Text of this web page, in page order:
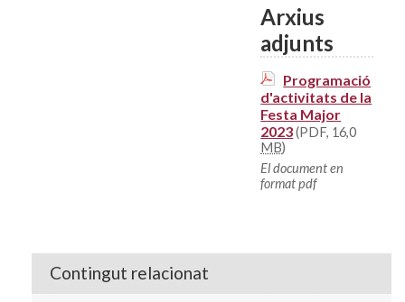
Arxius
adjunts
Programació
d'activitats de la
Festa Major
2023(PDF, 16,0
MB)
El document en
format pdf
Contingut relacionat